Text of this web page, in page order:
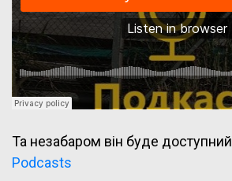
Та незабаром він буде
Podcasts